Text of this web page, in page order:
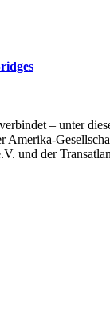
– unter
Amerika-
und der